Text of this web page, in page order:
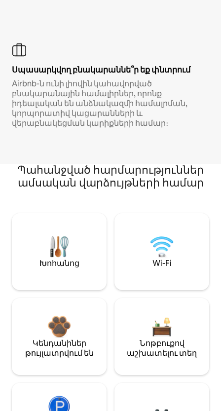
Սպասարկվող բնակարաննե՞ր եք փնտրում
Airbnb-ն ունի լիովին կահավորված
բնակարանային համալիրներ, որոնք
իդեալական են անձնակազմի համալրման,
կորպորատիվ կացարանների և
վերաբնակեցման կարիքների համար։
Պահանջված հարմարություններ
ամսական վարձույթների համար
Խոհանոց Wi-Fi
Կենդանիներ
թույլատրվում են
Նոթբուքով
աշխատելու տեղ